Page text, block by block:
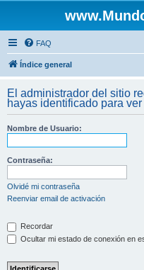
FAQ
Índice general
El administrador del sitio
hayas identificado para
Nombre de Usuario:
Contraseña:
Olvidé mi contraseña
Reenviar email de activación
Recordar
Ocultar mi estado de conexión en